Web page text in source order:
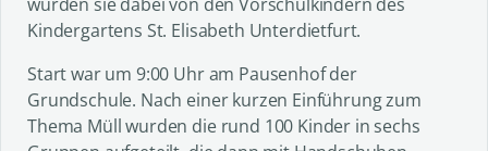
Kindergartens St. Elisabeth Unterdietfurt.
Start war um 9:00 Uhr am Pausenhof der
Grundschule. Nach einer kurzen Einführung zum
Thema Müll wurden die rund 100 Kinder in sechs